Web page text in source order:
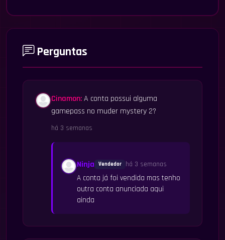
Perguntas
Cinamon:A conta possui alguma
gamepass no muder mystery 2?
há 3 semanas
Ninja Vendedor há 3 semanas
A conta já foi vendida mas tenho
outra conta anunciada aqui
ainda